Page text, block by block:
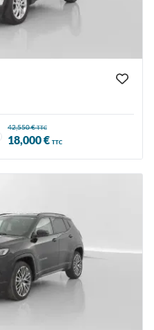
42,550 €TTC
18,000 € TTC